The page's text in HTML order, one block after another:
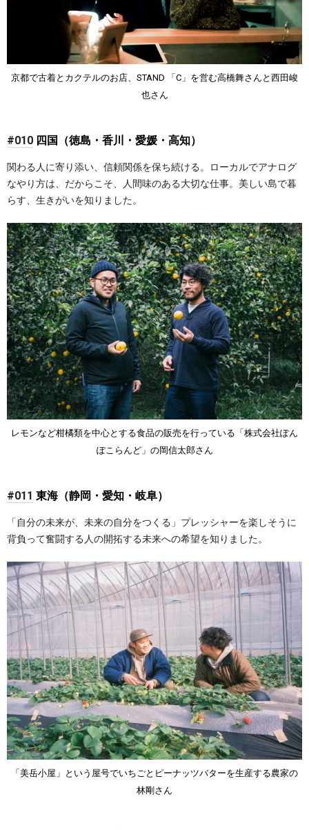
京都で古着とカクテルのお店、STAND 「C」を営む高橋舞さんと西田峻
也さん
#010 四国（徳島・香川・愛媛・高知）
関わる人に寄り添い、信頼関係を保ち続ける。ローカルでアナログ
なやり方は、だからこそ、人間味のある大切な仕事。美しい島で暮
らす、生きがいを知りました。
レモンなど柑橘類を中心とする食品の販売を行っている「株式会社ぽん
ぽこらんど」の岡信太郎さん
#011 東海（静岡・愛知・岐阜）
「自分の未来が、未来の自分をつくる」プレッシャーを楽しそうに
背負って奮闘する人の開拓する未来への希望を知りました。
「美岳小屋」という屋号でいちごとピーナッツバターを生産する農家の
林剛さん